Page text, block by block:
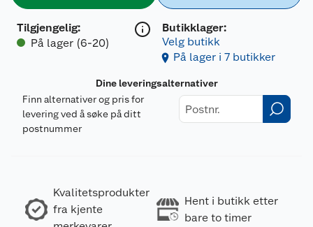
Tilgjengelig:
På lager (6-20)
Butikklager:
Velg butikk
På lager i 7 butikker
Dine leveringsalternativer
Finn alternativer og pris for
levering ved å søke på ditt
postnummer
Kvalitetsprodukter
fra kjente
Hent i butikk etter
bare to timer